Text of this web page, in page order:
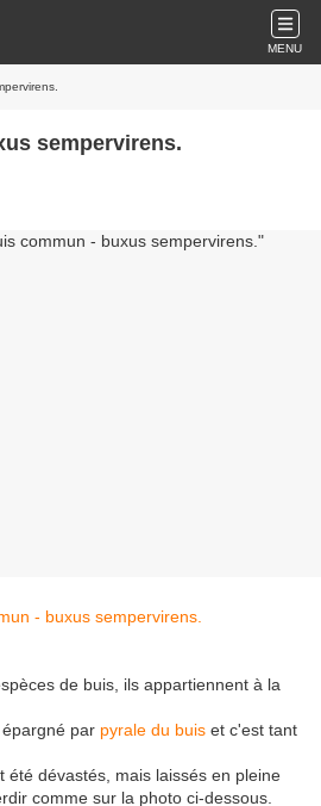
MENU
sempervirens.
de buis, ils appartiennent à la
par pyrale du buis et c'est tant
été dévastés, mais laissés en pleine
comme sur la photo ci-dessous.